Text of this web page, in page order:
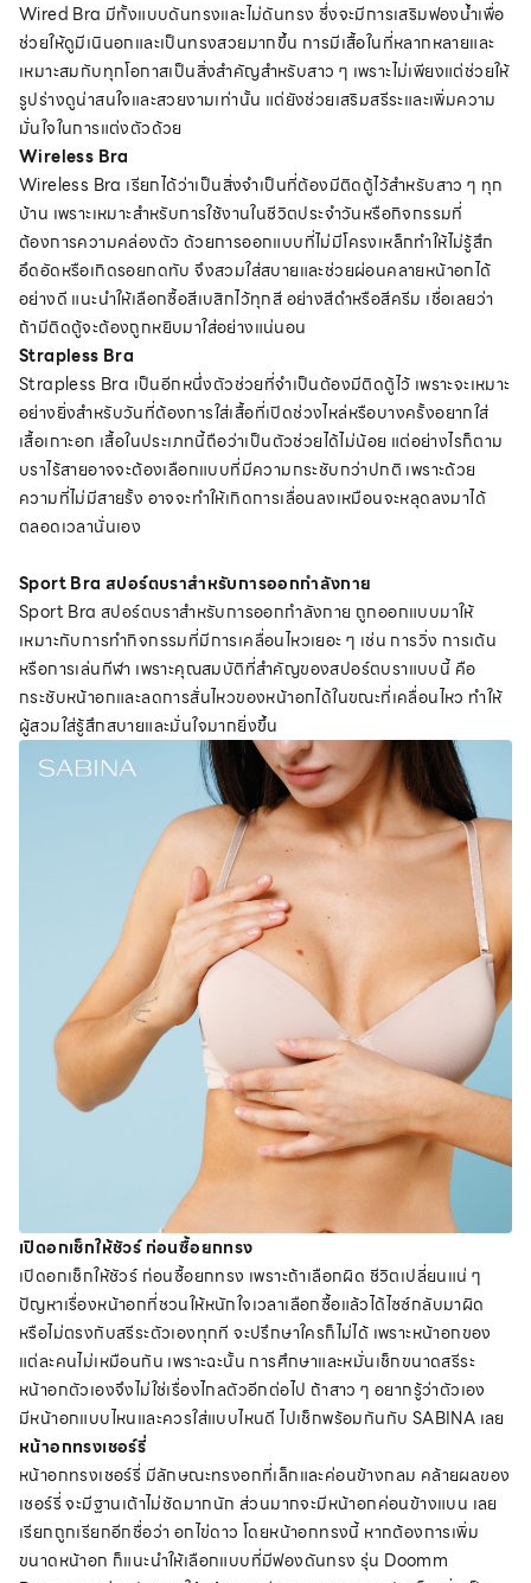
Wired Bra มีทั้งแบบดันทรงและไม่ดันทรง ซึ่งจะมีการเสริมฟองน้ำเพื่อ
ช่วยให้ดูมีเนินอกและเป็นทรงสวยมากขึ้น การมีเสื้อในที่หลากหลายและ
เหมาะสมกับทุกโอกาสเป็นสิ่งสำคัญสำหรับสาว ๆ เพราะไม่เพียงแต่ช่วยให้
รูปร่างดูน่าสนใจและสวยงามเท่านั้น แต่ยังช่วยเสริมสรีระและเพิ่มความ
มั่นใจในการแต่งตัวด้วย
Wireless Bra
Wireless Bra เรียกได้ว่าเป็นสิ่งจำเป็นที่ต้องมีติดตู้ไว้สำหรับสาว ๆ ทุก
บ้าน เพราะเหมาะสำหรับการใช้งานในชีวิตประจำวันหรือกิจกรรมที่
ต้องการความคล่องตัว ด้วยการออกแบบที่ไม่มีโครงเหล็กทำให้ไม่รู้สึก
อึดอัดหรือเกิดรอยกดทับ จึงสวมใส่สบายและช่วยผ่อนคลายหน้าอกได้
อย่างดี แนะนำให้เลือกซื้อสีเบสิกไว้ทุกสี อย่างสีดำหรือสีครีม เชื่อเลยว่า
ถ้ามีติดตู้จะต้องถูกหยิบมาใส่อย่างแน่นอน
Strapless Bra
Strapless Bra เป็นอีกหนึ่งตัวช่วยที่จำเป็นต้องมีติดตู้ไว้ เพราะจะเหมาะ
อย่างยิ่งสำหรับวันที่ต้องการใส่เสื้อที่เปิดช่วงไหล่หรือบางครั้งอยากใส่
เสื้อเกาะอก เสื้อในประเภทนี้ถือว่าเป็นตัวช่วยได้ไม่น้อย แต่อย่างไรก็ตาม
บราไร้สายอาจจะต้องเลือกแบบที่มีความกระชับกว่าปกติ เพราะด้วย
ความที่ไม่มีสายรั้ง อาจจะทำให้เกิดการเลื่อนลงเหมือนจะหลุดลงมาได้
ตลอดเวลานั่นเอง
Sport Braสปอร์ตบราสำหรับการออกกำลังกาย
Sport Braสปอร์ตบราสำหรับการออกกำลังกาย ถูกออกแบบมาให้
เหมาะกับการทำกิจกรรมที่มีการเคลื่อนไหวเยอะ ๆ เช่น การวิ่ง การเต้น
หรือการเล่นกีฬา เพราะคุณสมบัติที่สำคัญของสปอร์ตบราแบบนี้ คือ
กระชับหน้าอกและลดการสั่นไหวของหน้าอกได้ในขณะที่เคลื่อนไหว ทำให้
ผู้สวมใส่รู้สึกสบายและมั่นใจมากยิ่งขึ้น
เปิดอกเช็กให้ชัวร์ ก่อนซื้อยกทรง
เปิดอกเช็กให้ชัวร์ ก่อนซื้อยกทรง เพราะถ้าเลือกผิด ชีวิตเปลี่ยนแน่ ๆ
ปัญหาเรื่องหน้าอกที่ชวนให้หนักใจเวลาเลือกซื้อแล้วได้ไซซ์กลับมาผิด
หรือไม่ตรงกับสรีระตัวเองทุกที จะปรึกษาใครก็ไม่ได้ เพราะหน้าอกของ
แต่ละคนไม่เหมือนกัน เพราะฉะนั้น การศึกษาและหมั่นเช็กขนาดสรีระ
หน้าอกตัวเองจึงไม่ใช่เรื่องไกลตัวอีกต่อไป ถ้าสาว ๆ อยากรู้ว่าตัวเอง
มีหน้าอกแบบไหนและควรใส่แบบไหนดี ไปเช็กพร้อมกันกับ SABINA เลย
หน้าอกทรงเชอร์รี่
หน้าอกทรงเชอร์รี่ มีลักษณะทรงอกที่เล็กและค่อนข้างกลม คล้ายผลของ
เชอร์รี่ จะมีฐานเต้าไม่ชัดมากนัก ส่วนมากจะมีหน้าอกค่อนข้างแบน เลย
เรียกถูกเรียกอีกชื่อว่า อกไข่ดาว โดยหน้าอกทรงนี้ หากต้องการเพิ่ม
ขนาดหน้าอก ก็แนะนำให้เลือกแบบที่มีฟองดันทรง รุ่น Doomm